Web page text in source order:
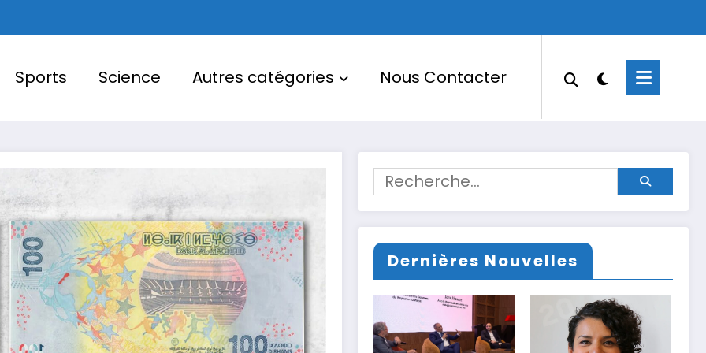
Sports Science Autres catégories Nous Contacter
Dernières Nouvelles